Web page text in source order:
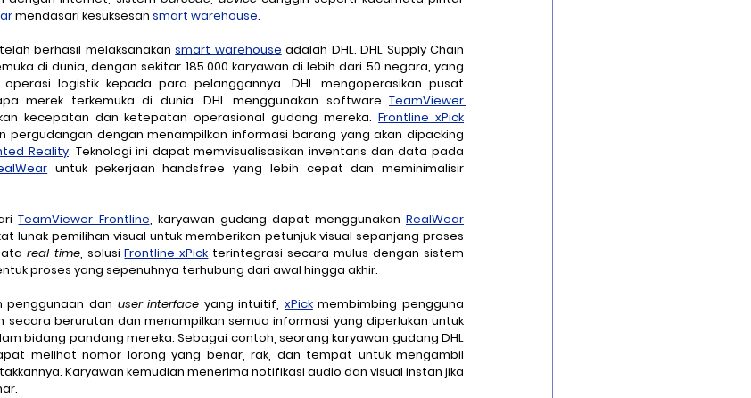
mendasari kesuksesan smart warehouse.
berhasil melaksanakan
smart warehouse adalah DHL. DHL Supply Chain
di dunia, dengan sekitar 185.000 karyawan di lebih dari 50 negara, yang
logistik kepada para pelanggannya. DHL mengoperasikan pusat
merek terkemuka di dunia. DHL menggunakan software TeamViewer
kecepatan dan ketepatan operasional gudang mereka. Frontline xPick
pergudangan dengan menampilkan informasi barang yang akan dipacking
Reality. Teknologi ini dapat memvisualisasikan inventaris dan data pada
untuk pekerjaan handsfree yang lebih cepat dan meminimalisir
TeamViewer Frontline, karyawan gudang dapat menggunakan RealWear
lunak pemilihan visual untuk memberikan petunjuk visual sepanjang proses
real-time, solusi Frontline xPick terintegrasi secara mulus dengan sistem
proses yang sepenuhnya terhubung dari awal hingga akhir.
penggunaan dan
user interface yang intuitif, xPick membimbing pengguna
secara berurutan dan menampilkan semua informasi yang diperlukan untuk
bidang pandang mereka. Sebagai contoh, seorang karyawan gudang DHL
melihat nomor lorong yang benar, rak, dan tempat untuk mengambil
Karyawan kemudian menerima notifikasi audio dan visual instan jika